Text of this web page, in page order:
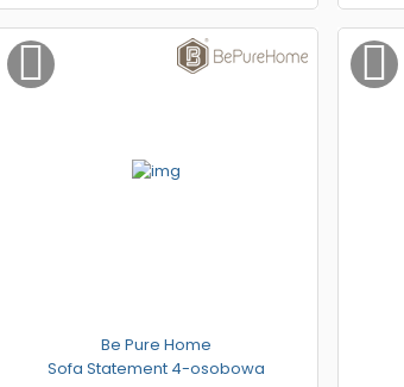
Be Pure Home
Sofa Statement 4-osobowa